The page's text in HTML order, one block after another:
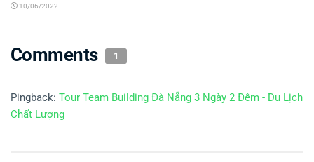
10/06/2022
Comments 1
Pingback: Tour Team Building Đà Nẵng 3 Ngày 2 Đêm - Du Lịch
Chất Lượng